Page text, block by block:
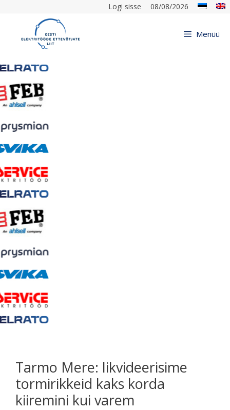
Logi sisse 08/08/2026
Menüü
Tarmo Mere: likvideerisime
tormirikkeid kaks korda
kiiremini kui varem